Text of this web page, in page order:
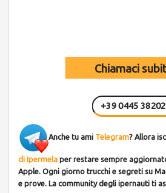
Chiamaci
+39 0445
Anche tu ami Telegram? Allora
di Ipermela per restare sempre
Apple. Ogni giorno trucchi e segreti su
e prove. La community degli ipernauti ti